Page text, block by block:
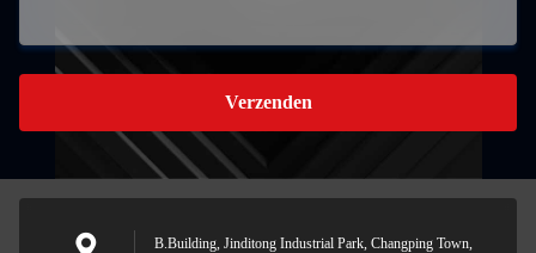
Verzenden
B.Building, Jinditong Industrial Park, Changping Town,